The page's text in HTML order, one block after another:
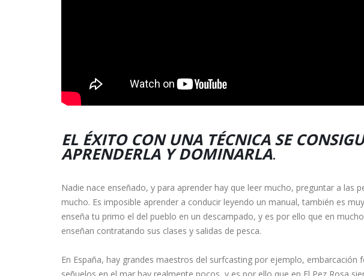
EL ÉXITO CON UNA TÉCNICA SE
APRENDERLA Y DOMINARLA.
Nadie nace enseñado, y para aprender hay que leer mucho, preguntar a las
mucho. Es imposible aprender a conducir leyendo un manual, también es
enseña tu primo el del pueblo en un descampado, y es por ello que en
enseñan contratando sus clases y salidas de pesca.
En España, hay grandes maestros del surfcasting por ejemplo, embarcación